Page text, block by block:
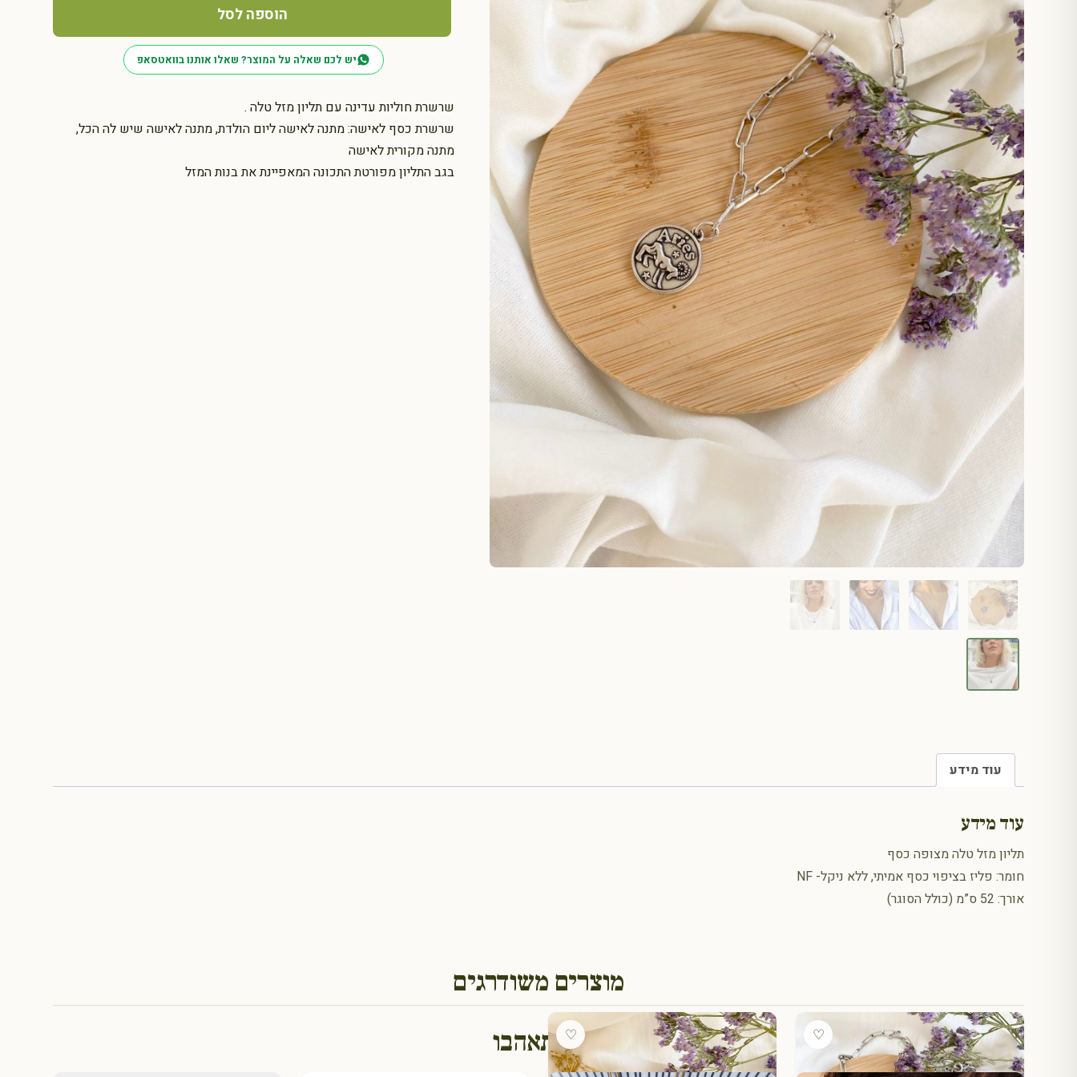
שרשרת חוליות עדינה עם תליון מזל טלה .
שרשרת כסף לאישה: מתנה לאישה ליום הולדת, מתנה לאישה שיש לה הכל,
מתנה מקורית לאישה
בגב התליון מפורטת התכונה המאפיינת את בנות המזל
של
מזל
-
כסף
הוספה לסל
יש לכם שאלה על המוצר? שאלו אותנו בוואטסאפ
עוד מידע
עוד מידע
תליון מזל טלה מצופה כסף
חומר: פליז בציפוי כסף אמיתי, ללא ניקל- NF
אורך: 52 ס”מ (כולל הסוגר)
מוצרים משודרגים
♡
♡
גם תאהבו